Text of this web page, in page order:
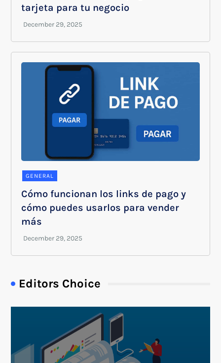
tarjeta para tu negocio
GENERAL
Cómo funcionan los links de pago y
cómo puedes usarlos para vender
más
Editors Choice